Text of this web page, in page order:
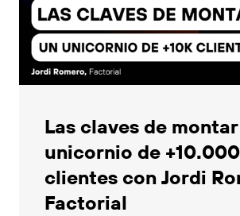
Las claves de
unicornio de +10.000
clientes con Jordi
Factorial